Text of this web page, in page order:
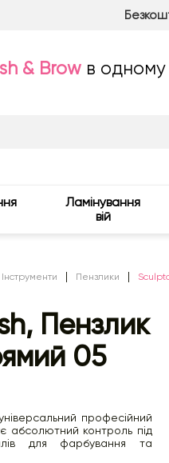
& Brow в одному
Ламінування
вій
Інструменти Пензлики
Пензлик
05
професійний
абсолютний контроль під
для фарбування та